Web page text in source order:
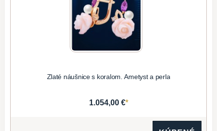
Zlaté náušnice s koralom. Ametyst a perla
1.054,00 €*